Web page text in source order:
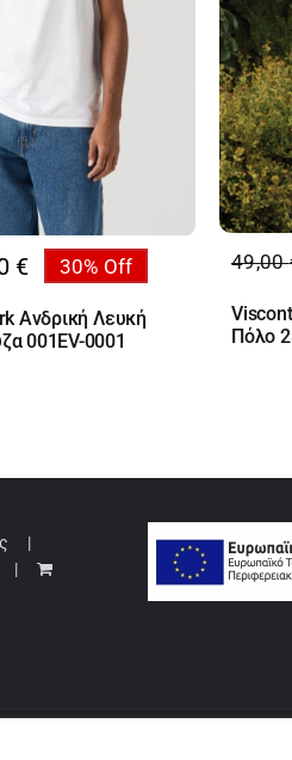
€ 30% Off
Ανδρική Λευκή
001EV-0001
49,00
price
was:
Η
τιμή
Πόλο